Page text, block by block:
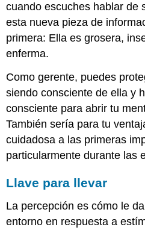
cuando escuches hablar de
esta nueva pieza de
primera: Ella es grosera,
enferma.
Como gerente, puedes
siendo consciente de ella y
consciente para abrir tu
También sería para tu
cuidadosa a las primeras
particularmente durante las
Llave para llevar
La percepción es cómo le
entorno en respuesta a